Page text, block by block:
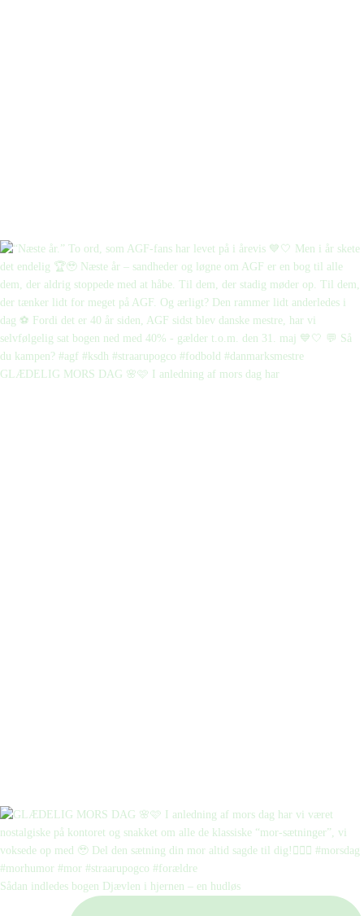
GLÆDELIG MORS DAG 🌸🩷 I anledning af mors dag har
Sådan indledes bogen Djævlen i hjernen – en hudløs